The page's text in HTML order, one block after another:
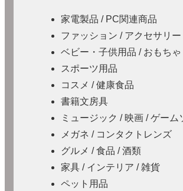
家電製品 / PC関連商品
ファッション / アクセサリー
ベビー・子供用品 / おもちゃ
スポーツ用品
コスメ / 健康食品
書籍文房具
ミュージック / 映画 / ゲーム
メガネ / コンタクトレンズ
グルメ / 食品 / 酒類
家具 / インテリア / 雑貨
ペット用品